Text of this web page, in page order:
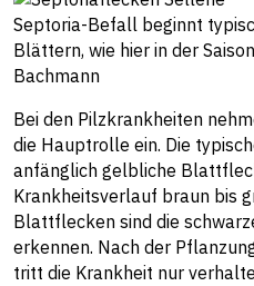
Septoria-Befall beginnt
Blättern, wie hier in der
Bachmann
Bei den Pilzkrankheiten
die Hauptrolle ein. Die
anfänglich gelbliche
Krankheitsverlauf braun bis
Blattflecken sind die
erkennen. Nach der
tritt die Krankheit nur